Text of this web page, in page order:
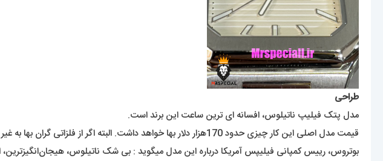
طراحی
مدل پتک فیلیپ ناتیلوس، افسانه ای ترین ساعت این برند است.
قیمت مدل اصلی این کار چیزی حدود 170هزار دلار بها خواهد داشت. البته اگر از فلزاتی گران بها به غیر از استیل در ساخت آن استفاده شود، قطعا قیمت بیشتری به خود خواهد دید.
بوتروس، رییس کمپانی فیلیپس آمریکا درباره این مدل میگوید : بی شک ناتیلوس،